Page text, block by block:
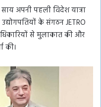
अपनी पहली विदेश यात्रा
के संगठन JETRO
से मुलाकात की और
की।